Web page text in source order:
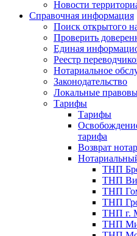
Новости
Справочная информация
Поиск открытого
Проверить
Единая
Реестр
Нотариальное
Законодательство
Локальные
Тарифы
Тарифы
тарифа
Возврат
ТНП
ТНП
ТНП
ТНП
ТНП г.
ТНП